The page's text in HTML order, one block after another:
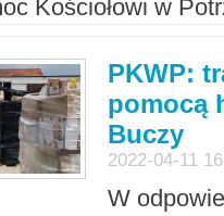
Kościołowi w
PKWP:
pomocą
Buczy
2022-04-11
W